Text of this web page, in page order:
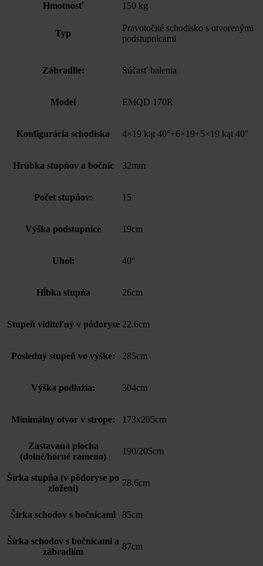
Hmotnosť 150 kg
Typ
Pravotočité schodisko s otvorenými
podstupnicami
Zábradlie: Súčasť balenia
Model EMQD 170R
Konfigurácia schodiska 4×19 kąt 40°+6×19+5×19 kąt 40°
Hrúbka stupňov a bočníc 32mm
Počet stupňov: 15
Výška podstupnice 19cm
Uhol: 40°
Hĺbka stupňa 26cm
Stupeň viditeľný v pôdoryse 22.6cm
Posledný stupeň vo výške: 285cm
Výška podlažia: 304cm
Minimálny otvor v strope: 173x205cm
Zastavaná plocha
(dolné/horné rameno)
190/205cm
Šírka stupňa (v pôdoryse po
zložení)
78.6cm
Šírka schodov s bočnicami 85cm
Šírka schodov s bočnicami a
zábradlím
87cm